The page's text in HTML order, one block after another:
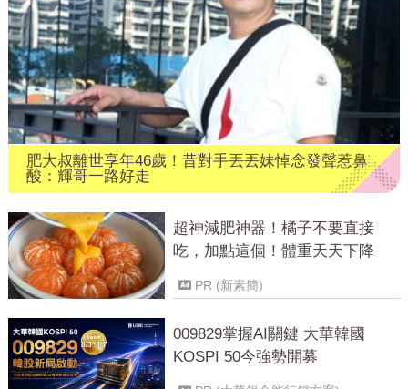
肥大叔離世享年46歲！昔對手丟丟妹悼念發聲惹鼻
酸：輝哥一路好走
超神減肥神器！橘子不要直接
吃，加點這個！體重天天下降
PR (新素簡)
009829掌握AI關鍵 大華韓國
KOSPI 50今強勢開募